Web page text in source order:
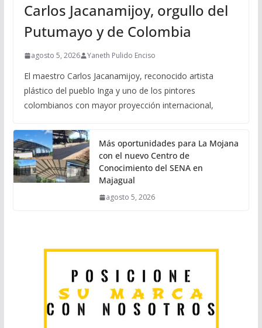
Carlos Jacanamijoy, orgullo del
Putumayo y de Colombia
agosto 5, 2026 Yaneth Pulido Enciso
El maestro Carlos Jacanamijoy, reconocido artista
plástico del pueblo Inga y uno de los pintores
colombianos con mayor proyección internacional,
Más oportunidades para La Mojana
con el nuevo Centro de
Conocimiento del SENA en
Majagual
agosto 5, 2026